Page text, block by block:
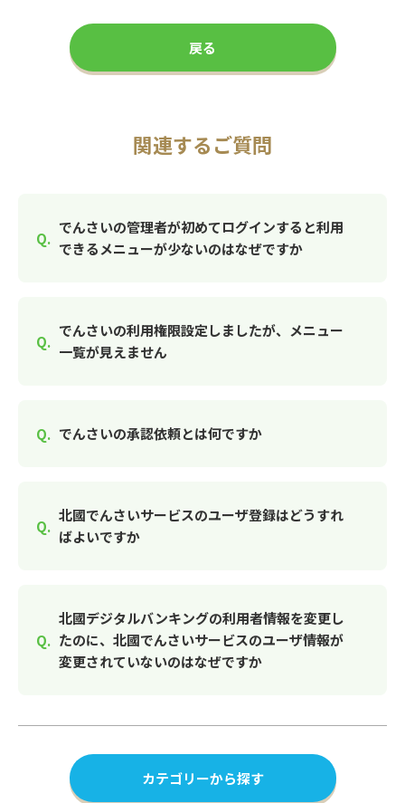
戻る
関連するご質問
でんさいの管理者が初めてログインすると利用
できるメニューが少ないのはなぜですか
でんさいの利用権限設定しましたが、メニュー
一覧が見えません
でんさいの承認依頼とは何ですか
北國でんさいサービスのユーザ登録はどうすれ
ばよいですか
北國デジタルバンキングの利用者情報を変更し
たのに、北國でんさいサービスのユーザ情報が
変更されていないのはなぜですか
カテゴリーから探す